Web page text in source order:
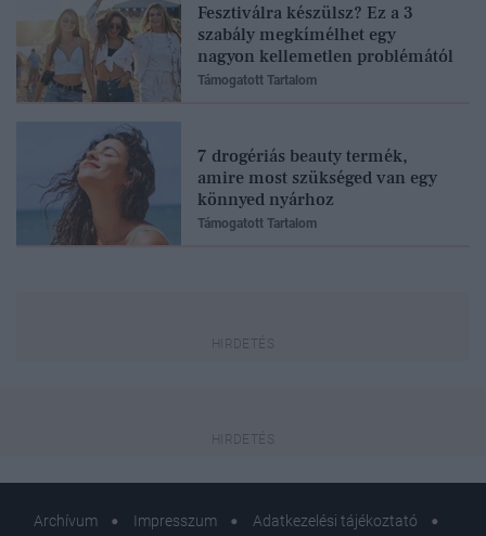
Fesztiválra készülsz? Ez a 3
szabály megkímélhet egy
nagyon kellemetlen problémától
Támogatott Tartalom
7 drogériás beauty termék,
amire most szükséged van egy
könnyed nyárhoz
Támogatott Tartalom
Archívum Impresszum
Adatkezelési tájékoztató